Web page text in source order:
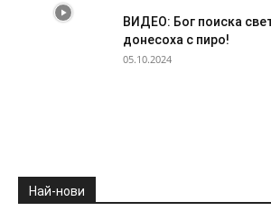
ВИДЕО: Бог поиска
донесоха с пиро!
05.10.2024
Най-нови